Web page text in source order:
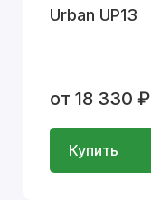
Urban UP13
от 18 330 ₽
Купить